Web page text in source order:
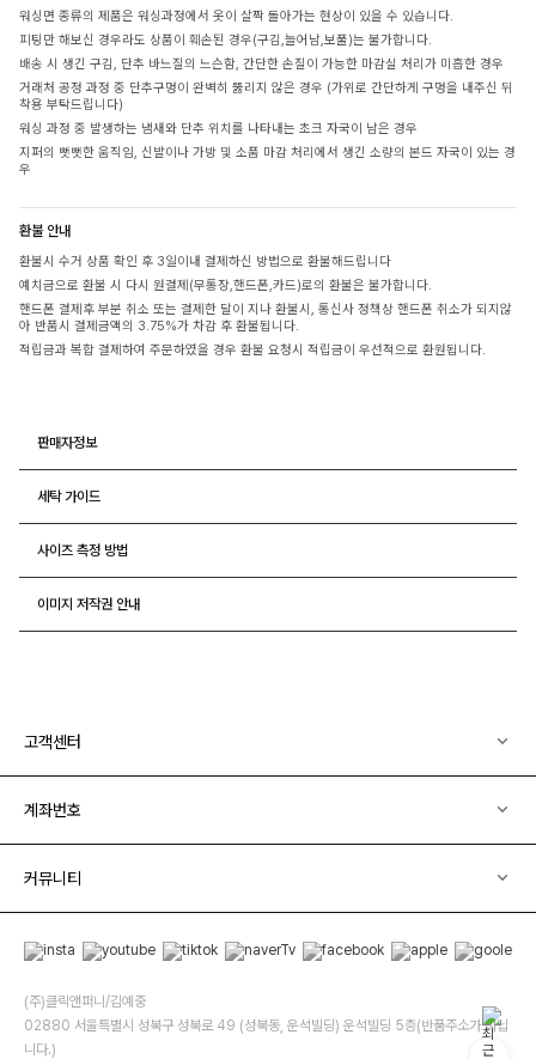
워싱면 종류의 제품은 워싱과정에서 옷이 살짝 돌아가는 현상이 있을 수 있습니다.
피팅만 해보신 경우라도 상품이 훼손된 경우(구김,늘어남,보풀)는 불가합니다.
배송 시 생긴 구김, 단추 바느질의 느슨함, 간단한 손질이 가능한 마감실 처리가 미흡한 경우
거래처 공정 과정 중 단추구멍이 완벽히 뚫리지 않은 경우 (가위로 간단하게 구멍을 내주신 뒤
착용 부탁드립니다)
워싱 과정 중 발생하는 냄새와 단추 위치를 나타내는 초크 자국이 남은 경우
지퍼의 뻣뻣한 움직임, 신발이나 가방 및 소품 마감 처리에서 생긴 소량의 본드 자국이 있는 경
우
환불 안내
환불시 수거 상품 확인 후 3일이내 결제하신 방법으로 환불해드립니다
예치금으로 환불 시 다시 원결제(무통장,핸드폰,카드)로의 환불은 불가합니다.
핸드폰 결제후 부분 취소 또는 결제한 달이 지나 환불시, 통신사 정책상 핸드폰 취소가 되지않
아 반품시 결제금액의 3.75%가 차감 후 환불됩니다.
적립금과 복합 결제하여 주문하였을 경우 환불 요청시 적립금이 우선적으로 환원됩니다.
판매자정보
세탁 가이드
사이즈 측정 방법
이미지 저작권 안내
고객센터
계좌번호
커뮤니티
(주)클릭앤퍼니/김예중
02880 서울특별시 성북구 성북로 49 (성북동, 운석빌딩) 운석빌딩 5층(반품주소가 아닙
니다.)